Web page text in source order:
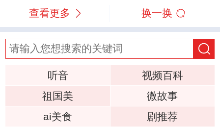
查看更多 换一换
听音
视频百科
祖国美
微故事
ai美食
剧推荐